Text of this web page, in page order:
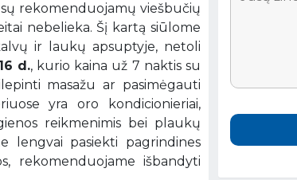
rekomenduojamų viešbučių
nebelieka. Šį kartą siūlome
ir laukų apsuptyje, netoli
d., kurio kaina už 7 naktis su
masažu ar pasimėgauti
yra oro kondicionieriai,
reikmenimis bei plaukų
lengvai pasiekti pagrindines
rekomenduojame išbandyti